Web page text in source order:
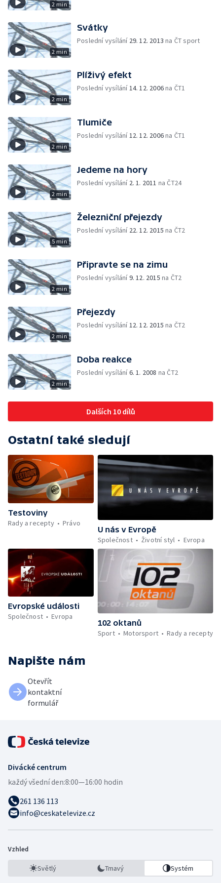
2 min
2 min
Svátky
Poslední vysílání 29. 12. 2013 na ČT sport
2 min
Plíživý efekt
Poslední vysílání14. 12. 2006na ČT1
2 min
Tlumiče
Poslední vysílání12. 12. 2006na ČT1
2 min
Jedeme na hory
Poslední vysílání 2. 1. 2011 na ČT24
5 min
Železniční přejezdy
Poslední vysílání 22. 12. 2015 na ČT2
2 min
Připravte se na zimu
Poslední vysílání9. 12. 2015 na ČT2
2 min
Přejezdy
Poslední vysílání12. 12. 2015 na ČT2
2 min
Doba reakce
Poslední vysílání6. 1. 2008 na ČT2
Dalších 10 dílů
Ostatní také sledují
Testoviny
Rady a recepty
Právo
U nás v Evropě
Společnost
Životní styl Evropa
Evropské události
Společnost
Evropa
102 oktanů
Sport
Motorsport Rady a recepty
Napište nám
Otevřít
kontaktní
formulář
Divácké centrum
každý všední den:8:00—16:00 hodin
261 136 113
info@ceskatelevize.cz
Vzhled
Světlý Tmavý Systém